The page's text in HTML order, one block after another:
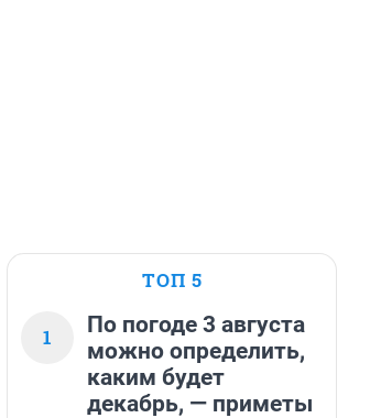
ТОП 5
1
По погоде 3 августа
можно определить,
каким будет
декабрь, — приметы